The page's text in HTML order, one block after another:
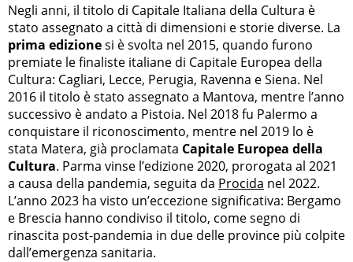
Negli anni, il titolo di Capitale Italiana della Cultura è
stato assegnato a città di dimensioni e storie diverse. La
prima edizionesi è svolta nel 2015, quando furono
premiate le finaliste italiane di Capitale Europea della
Cultura: Cagliari, Lecce, Perugia, Ravenna e Siena. Nel
2016 il titolo è stato assegnato a Mantova, mentre l’anno
successivo è andato a Pistoia. Nel 2018 fu Palermo a
conquistare il riconoscimento, mentre nel 2019 lo è
stata Matera, già proclamata Capitale Europea della
Cultura. Parma vinse l’edizione 2020, prorogata al 2021
a causa della pandemia, seguita da Procida nel 2022.
L’anno 2023 ha visto un’eccezione significativa: Bergamo
e Brescia hanno condiviso il titolo, come segno di
rinascita post-pandemia in due delle province più colpite
dall’emergenza sanitaria.